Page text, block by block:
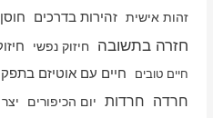
זהות אישית זהירות בדרכים
חזרה בתשובה חיזוק נפשי
חיים טובים חיים עם אוטיזם
חרדה חרדות יום הכיפורים